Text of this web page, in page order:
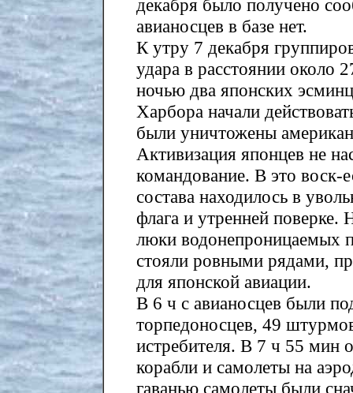
декабря было получено
авианосцев в базе нет.
К утру 7 декабря
удара в расстоянии около
ночью два японских
Харбора начали
были уничтожены
Активизация японцев не
командование. В это воск-
состава находилось в
флага и утренней
люки водонепроницаемых
стояли ровными рядами,
для японской авиации.
В 6 ч с авианосцев были
торпедоносцев, 49
истребителя. В 7 ч 55 мин
корабли и самолеты на
гаванью самолеты были